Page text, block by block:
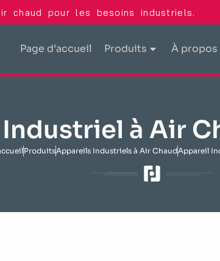
chaud pour les besoins industriels.
Page d’accueil Produits À propos
à Air
ProduitsAppareils Industriels à Air ChaudAppareil